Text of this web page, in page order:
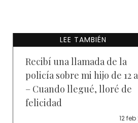
LEE TAMBIÉN
Recibí una llamada de la
policía sobre mi hijo de 12
– Cuando llegué, lloré de
felicidad
12